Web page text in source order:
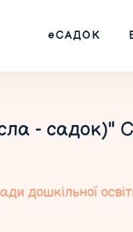
еСАДОК
- садок)"
дошкільної